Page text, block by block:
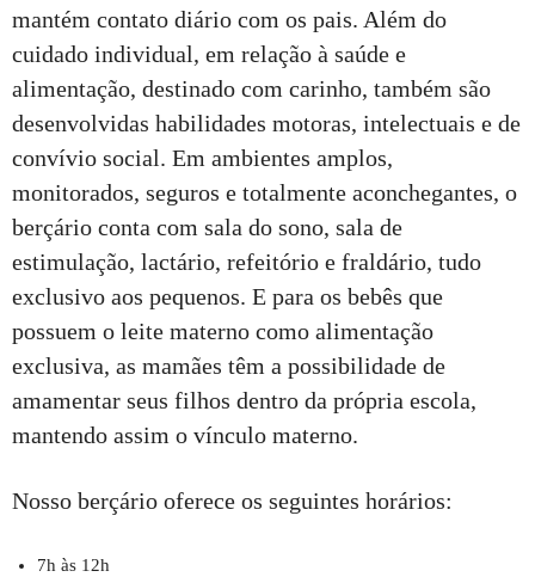
mantém contato diário com os pais. Além do
cuidado individual, em relação à saúde e
alimentação, destinado com carinho, também são
desenvolvidas habilidades motoras, intelectuais e de
convívio social. Em ambientes amplos,
monitorados, seguros e totalmente aconchegantes, o
berçário conta com sala do sono, sala de
estimulação, lactário, refeitório e fraldário, tudo
exclusivo aos pequenos. E para os bebês que
possuem o leite materno como alimentação
exclusiva, as mamães têm a possibilidade de
amamentar seus filhos dentro da própria escola,
mantendo assim o vínculo materno.
Nosso berçário oferece os seguintes horários:
7h às 12h